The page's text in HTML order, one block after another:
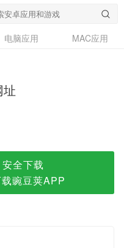
电脑应用
MAC应用
安全下载
豌豆荚APP